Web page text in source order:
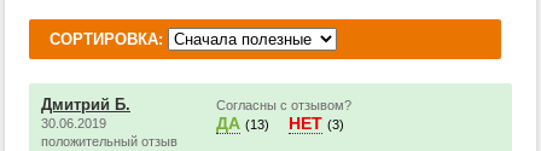
СОРТИРОВКА:
Дмитрий Б.
30.06.2019
положительный отзыв
Согласны с отзывом?
ДА (13) НЕТ (3)